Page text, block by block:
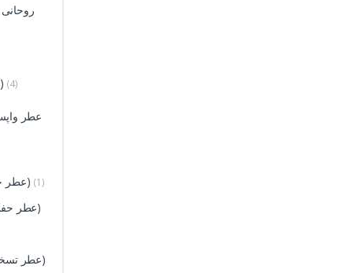
Ruhani Attar (روحانی عطر) (4)
Attar-e-Hazri (عطر حاضری) (1)
Attar-e-Hifazat (عطر حفاظت)
Attar-e-Taskheer (عطر تسخیر)